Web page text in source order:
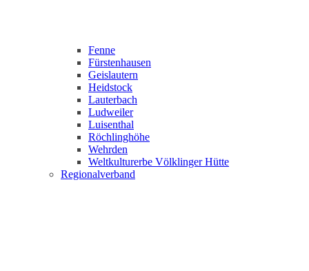
Fenne
Fürstenhausen
Geislautern
Heidstock
Lauterbach
Ludweiler
Luisenthal
Röchlinghöhe
Wehrden
Weltkulturerbe Völklinger Hütte
Regionalverband